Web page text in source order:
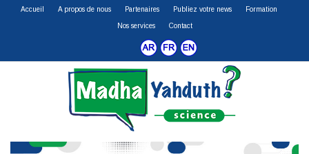
Accueil A propos de nous Partenaires Publiez votre news Formation
Nos services Contact